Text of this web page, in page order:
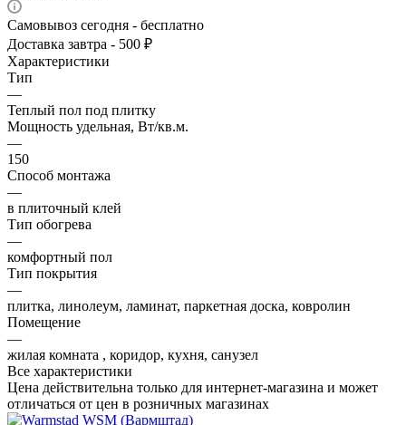
Самовывоз сегодня - бесплатно
Доставка завтра - 500 ₽
Характеристики
Тип
—
Теплый пол под плитку
Мощность удельная, Вт/кв.м.
—
150
Способ монтажа
—
в плиточный клей
Тип обогрева
—
комфортный пол
Тип покрытия
—
плитка, линолеум, ламинат, паркетная доска, ковролин
Помещение
—
жилая комната , коридор, кухня, санузел
Все характеристики
Цена действительна только для интернет-магазина и может
отличаться от цен в розничных магазинах